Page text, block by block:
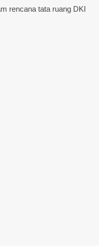
rencana tata ruang DKI